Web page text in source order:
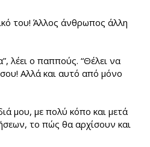
του! Άλλος άνθρωπος άλλη
λέει ο παππούς. “Θέλει να
Αλλά και αυτό από μόνο
μου, με πολύ κόπο και μετά
το πώς θα αρχίσουν και